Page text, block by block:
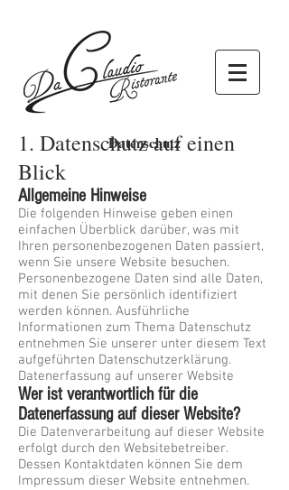
Datenschutz
1. Datenschutz auf einen
Blick
Allgemeine Hinweise
Die folgenden Hinweise geben einen
einfachen Überblick darüber, was mit
Ihren personenbezogenen Daten passiert,
wenn Sie unsere Website besuchen.
Personenbezogene Daten sind alle Daten,
mit denen Sie persönlich identifiziert
werden können. Ausführliche
Informationen zum Thema Datenschutz
entnehmen Sie unserer unter diesem Text
aufgeführten Datenschutzerklärung.
Datenerfassung auf unserer Website
Wer ist verantwortlich für die
Datenerfassung auf dieser Website?
Die Datenverarbeitung auf dieser Website
erfolgt durch den Websitebetreiber.
Dessen Kontaktdaten können Sie dem
Impressum dieser Website entnehmen.